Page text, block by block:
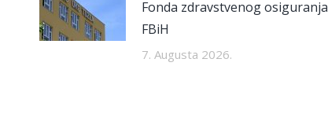
Fonda zdravstvenog osiguranja
FBiH
7. Augusta 2026.